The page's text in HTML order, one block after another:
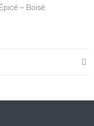
– Boisé